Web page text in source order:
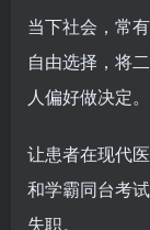
当下社会，常
自由选择，将
人偏好做决定。
让患者在现代
和学霸同台考
失职。